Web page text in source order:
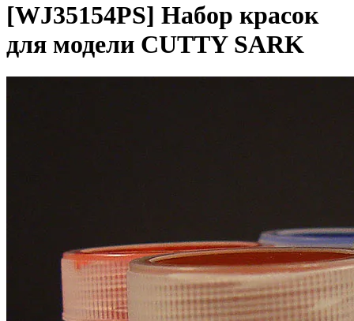
[WJ35154PS] Набор красок
для модели CUTTY SARK